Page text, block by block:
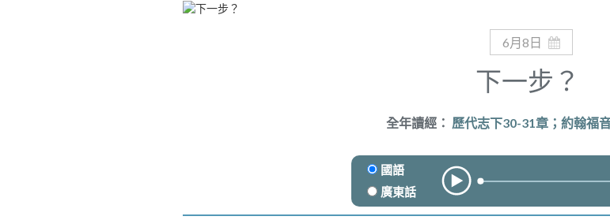
6月8日
下一步？
全年讀經： 歷代志下30-31章；約翰福
國語
廣東話